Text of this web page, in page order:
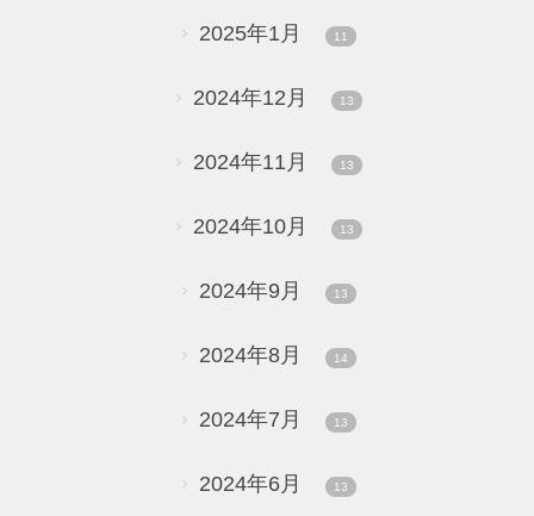
2025年1月 11
2024年12月 13
2024年11月 13
2024年10月 13
2024年9月 13
2024年8月 14
2024年7月 13
2024年6月 13